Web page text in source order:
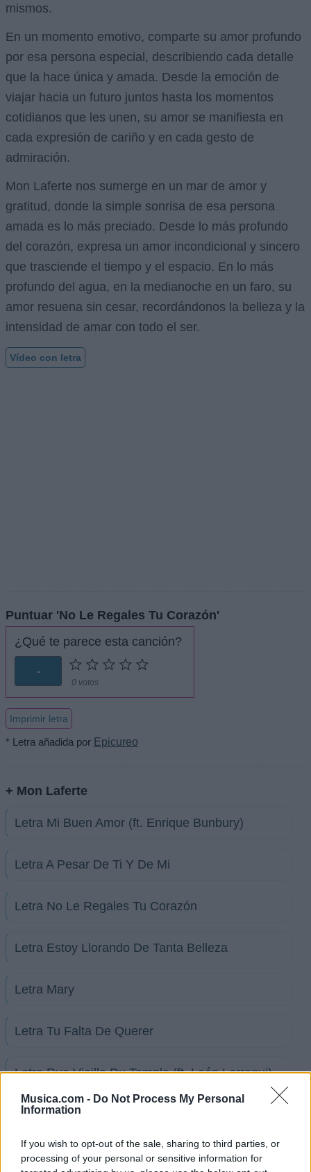
Musica.com - Do Not Process My Personal
Information
If you wish to opt-out of the sale, sharing to third parties, or
processing of your personal or sensitive information for
mismos.
En un momento emotivo, comparte su amor profundo
por esa persona especial, describiendo cada detalle
que la hace única y amada. Desde la emoción de
viajar hacia un futuro juntos hasta los momentos
cotidianos que les unen, su amor se manifiesta en
cada expresión de cariño y en cada gesto de
admiración.
Mon Laferte nos sumerge en un mar de amor y
gratitud, donde la simple sonrisa de esa persona
amada es lo más preciado. Desde lo más profundo
del corazón, expresa un amor incondicional y sincero
que trasciende el tiempo y el espacio. En lo más
profundo del agua, en la medianoche en un faro, su
amor resuena sin cesar, recordándonos la belleza y la
intensidad de amar con todo el ser.
Vídeo con letra
Puntuar 'No Le Regales Tu Corazón'
¿Qué te parece esta canción?
-
0 votos
Imprimir letra
* Letra añadida por Epicureo
+ Mon Laferte
Letra Mi Buen Amor (ft. Enrique Bunbury)
Letra A Pesar De Ti Y De Mi
Letra No Le Regales Tu Corazón
Letra Estoy Llorando De Tanta Belleza
Letra Mary
Letra Tu Falta De Querer
Letra Rue Vieille Du Temple (ft. León Larregui)
Letra Reino De Amor
+ Letras de Mon Laferte